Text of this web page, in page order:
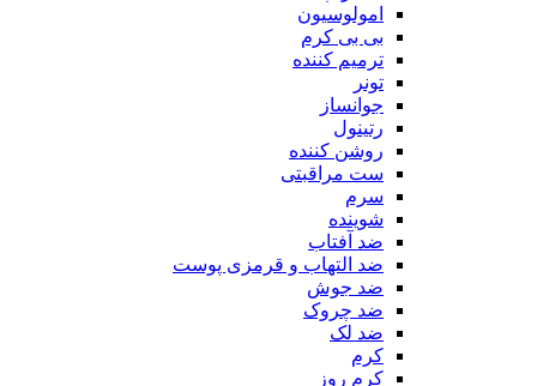
امولوسیون
بی بی کرم
ترمیم کننده
تونر
جوانساز
رتینول
روشن کننده
ست مراقبتی
سرم
شوینده
ضد آفتاب
ضد التهاب و قرمزی پوست
‌ضد جوش
ضد چروک
ضد لک
کرم
کرم روز